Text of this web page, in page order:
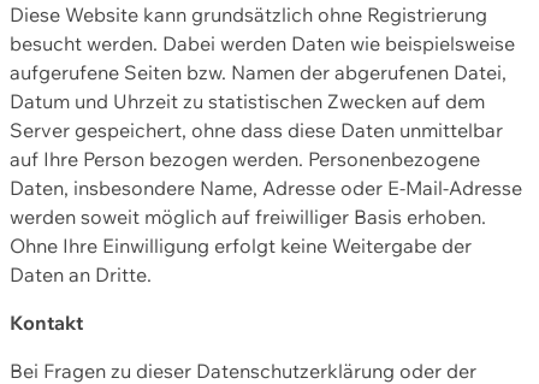
Diese Website kann grundsätzlich ohne Registrierung
besucht werden. Dabei werden Daten wie beispielsweise
aufgerufene Seiten bzw. Namen der abgerufenen Datei,
Datum und Uhrzeit zu statistischen Zwecken auf dem
Server gespeichert, ohne dass diese Daten unmittelbar
auf Ihre Person bezogen werden. Personenbezogene
Daten, insbesondere Name, Adresse oder E-Mail-Adresse
werden soweit möglich auf freiwilliger Basis erhoben.
Ohne Ihre Einwilligung erfolgt keine Weitergabe der
Daten an Dritte.
Kontakt
Bei Fragen zu dieser Datenschutzerklärung oder der